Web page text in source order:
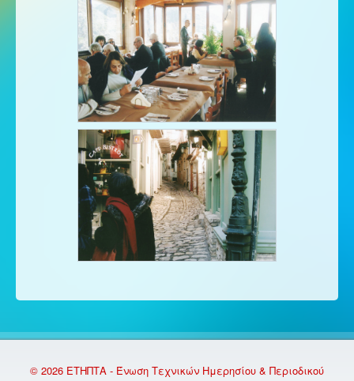
© 2026 ΕΤΗΠΤΑ - Ένωση Τεχνικών Ημερησίου & Περιοδικού